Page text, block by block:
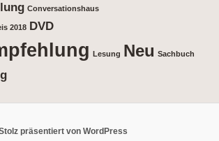
Conversationshaus
2018 DVD
Lesung Neu Sachbuch
präsentiert von WordPress